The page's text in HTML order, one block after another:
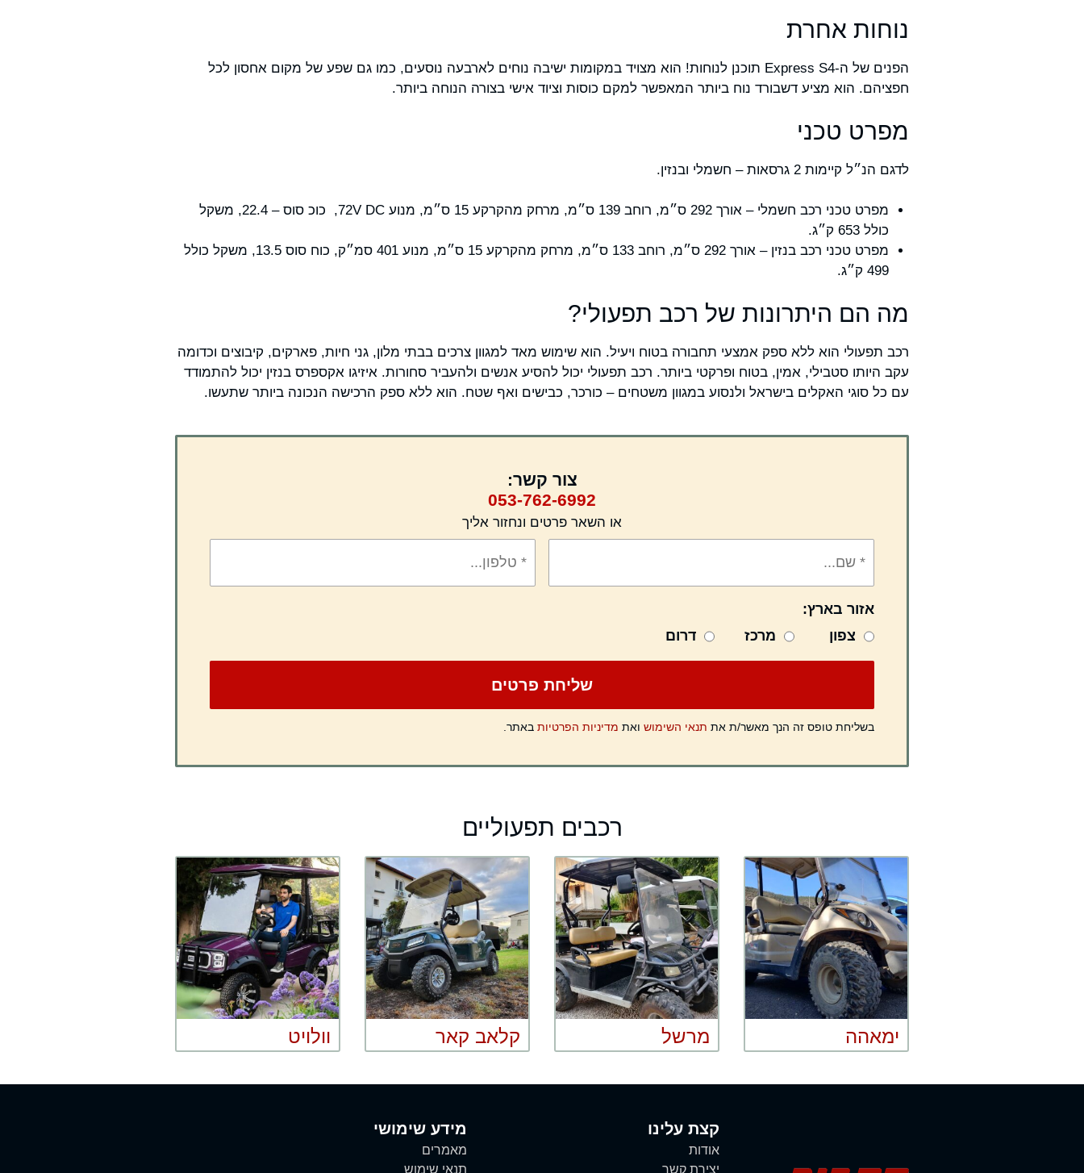
נוחות אחרת
הפנים של ה-Express S4 תוכנן לנוחות! הוא מצויד במקומות ישיבה נוחים לארבעה נוסעים, כמו גם שפע של מקום אחסון לכל
חפציהם. הוא מציע דשבורד נוח ביותר המאפשר למקם כוסות וציוד אישי בצורה הנוחה ביותר.
מפרט טכני
לדגם הנ״ל קיימות 2 גרסאות – חשמלי ובנזין.
מפרט טכני רכב חשמלי – אורך 292 ס״מ, רוחב 139 ס״מ, מרחק מהקרקע 15 ס״מ, מנוע 72V DC, כוכ סוס – 22.4, משקל
כולל 653 ק״ג.
מפרט טכני רכב בנזין – אורך 292 ס״מ, רוחב 133 ס״מ, מרחק מהקרקע 15 ס״מ, מנוע 401 סמ״ק, כוח סוס 13.5, משקל כולל
499 ק״ג.
מה הם היתרונות של רכב תפעולי?
רכב תפעולי הוא ללא ספק אמצעי תחבורה בטוח ויעיל. הוא שימוש מאד למגוון צרכים בבתי מלון, גני חיות, פארקים, קיבוצים וכדומה
עקב היותו סטבילי, אמין, בטוח ופרקטי ביותר. רכב תפעולי יכול להסיע אנשים ולהעביר סחורות. איזיגו אקספרס בנזין יכול להתמודד
עם כל סוגי האקלים בישראל ולנסוע במגוון משטחים – כורכר, כבישים ואף שטח. הוא ללא ספק הרכישה הנכונה ביותר שתעשו.
צור קשר:
053-762-6992
או השאר פרטים ונחזור אליך
אזור בארץ:
צפון
מרכז דרום
בשליחת טופס זה הנך מאשר/ת את תנאי השימוש ואת מדיניות הפרטיות באתר.
רכבים תפעוליים
ימאהה מרשל קלאב קאר וולויט
קצת עלינו
אודות
יצירת קשר
מידע שימושי
מאמרים
תנאי שימוש